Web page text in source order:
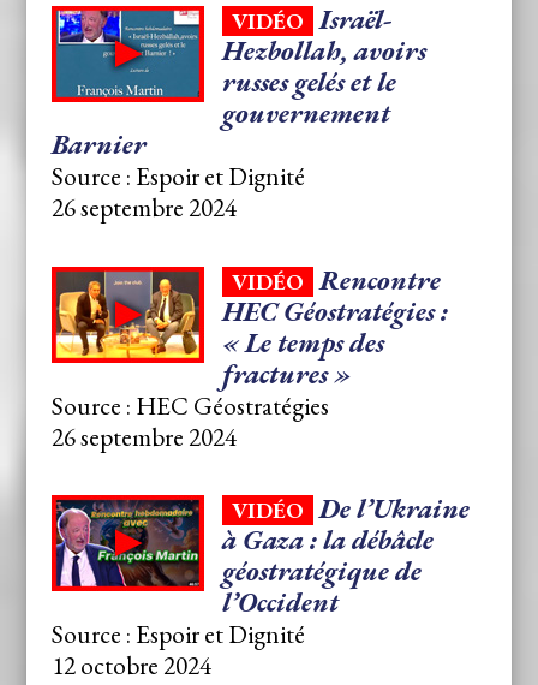
VIDÉO Israël-
Hezbollah, avoirs
russes gelés et le
gouvernement
Barnier
Source : Espoir et Dignité
26 septembre 2024
VIDÉO Rencontre
HEC Géostratégies :
« Le temps des
fractures »
Source : HEC Géostratégies
26 septembre 2024
VIDÉO De l’Ukraine
à Gaza : la débâcle
géostratégique de
l’Occident
Source : Espoir et Dignité
12 octobre 2024